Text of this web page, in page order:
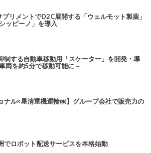
プリメントでD2C展開する「ウェルモット製薬」
ッピーノ」を導入
制する自動車移動用「スケーター」を開発・導
両を約5分で移動可能に～
ナル×星清重機運輸㈱】グループ会社で販売力の
でロボット配送サービスを本格始動